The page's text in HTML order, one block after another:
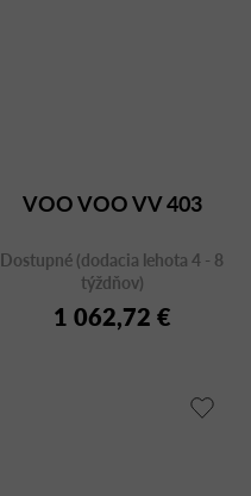
VOO VOO VV 403
Dostupné (dodacia lehota 4 - 8
týždňov)
1 062,72 €